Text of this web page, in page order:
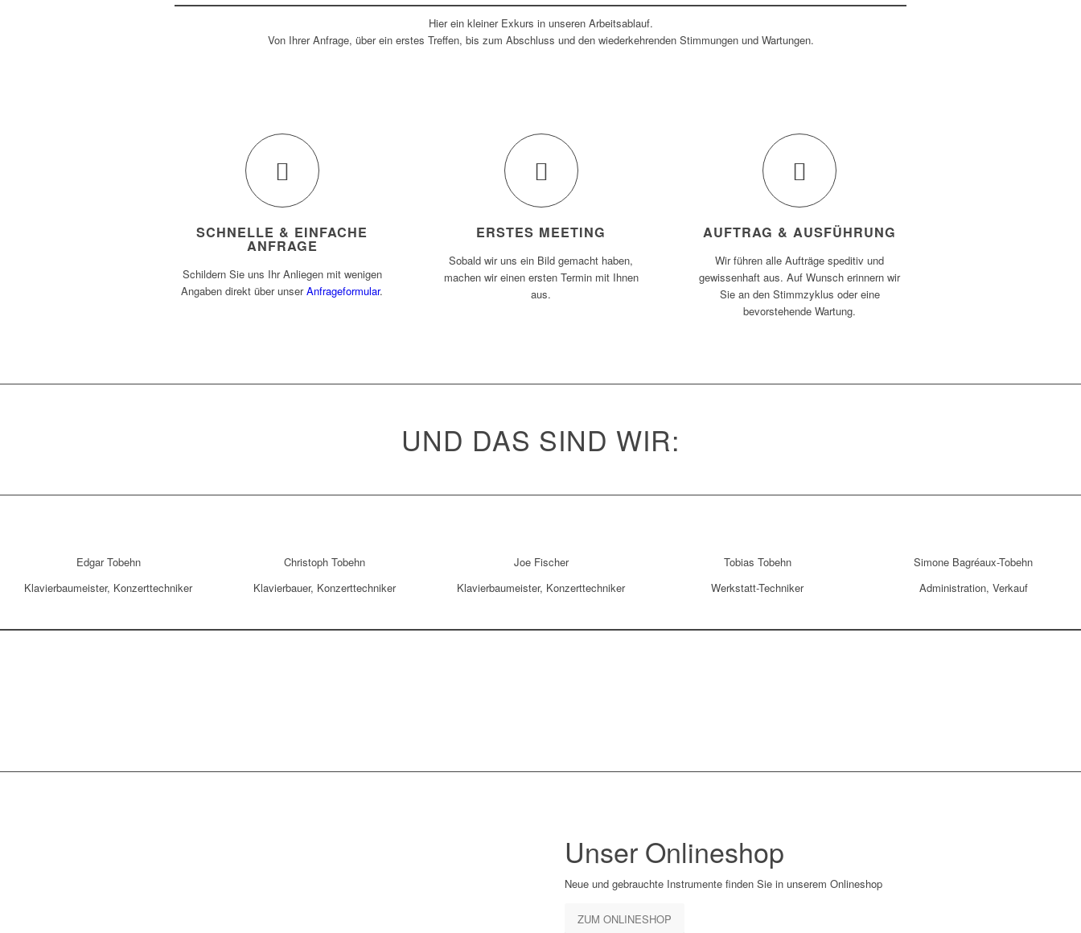
Hier ein kleiner Exkurs in unseren Arbeitsablauf.
Von Ihrer Anfrage, über ein erstes Treffen, bis zum Abschluss und den wiederkehrenden Stimmungen und Wartungen.
SCHNELLE & EINFACHE
ANFRAGE
Schildern Sie uns Ihr Anliegen mit wenigen
Angaben direkt über unserAnfrageformular.
ERSTES MEETING
Sobald wir uns ein Bild gemacht haben,
machen wir einen ersten Termin mit Ihnen
aus.
AUFTRAG & AUSFÜHRUNG
Wir führen alle Aufträge speditiv und
gewissenhaft aus. Auf Wunsch erinnern wir
Sie an den Stimmzyklus oder eine
bevorstehende Wartung.
UND DAS SIND WIR:
Edgar Tobehn
Klavierbaumeister, Konzerttechniker
Christoph Tobehn
Klavierbauer, Konzerttechniker
Joe Fischer
Klavierbaumeister, Konzerttechniker
Tobias Tobehn
Werkstatt-Techniker
Simone Bagréaux-Tobehn
Administration, Verkauf
Unser Onlineshop
Neue und gebrauchte Instrumente finden Sie in unserem Onlineshop
ZUM ONLINESHOP